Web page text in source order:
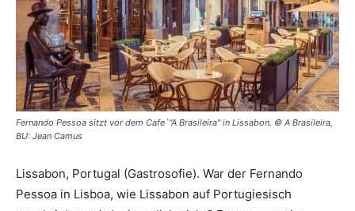
Fernando Pessoa sitzt vor dem Cafe`"A Brasileira" in Lissabon. © A Brasileira,
BU: Jean Camus
Lissabon, Portugal (Gastrosofie). War der Fernando
Pessoa in Lisboa, wie Lissabon auf Portugiesisch